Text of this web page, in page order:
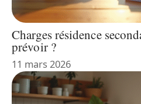
Charges résidence
prévoir ?
11 mars 2026